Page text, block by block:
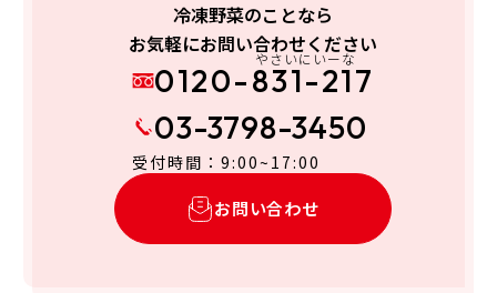
冷凍野菜のことなら
お気軽にお問い合わせください
0120-831-217
やさいにいーな
03-3798-3450
受付時間：9:00~17:00
お問い合わせ